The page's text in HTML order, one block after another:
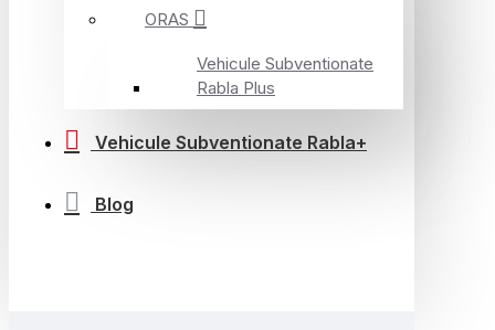
ORAS
Vehicule Subventionate
Rabla Plus
Vehicule Subventionate Rabla+
Blog